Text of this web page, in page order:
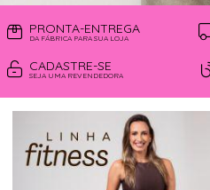
PRONTA-ENTREGA
DA FÁBRICA PARA SUA LOJA
CADASTRE-SE
SEJA UMA REVENDEDORA